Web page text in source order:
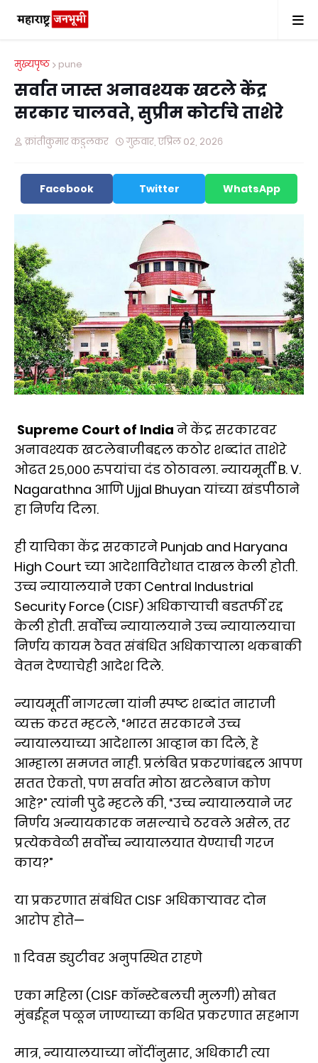
मुख्यपृष्ठ pune
सर्वात जास्त अनावश्यक खटले केंद्र
सरकार चालवते, सुप्रीम कोर्टाचे ताशेरे
क्रांतीकुमार कडुलकर गुरुवार, एप्रिल ०२, २०२६
Facebook Twitter WhatsApp
Supreme Court of India ने केंद्र सरकारवर
अनावश्यक खटलेबाजीबद्दल कठोर शब्दांत ताशेरे
ओढत २५,००० रुपयांचा दंड ठोठावला. न्यायमूर्ती B. V.
Nagarathna आणि Ujjal Bhuyan यांच्या खंडपीठाने
हा निर्णय दिला.
ही याचिका केंद्र सरकारने Punjab and Haryana
High Court च्या आदेशाविरोधात दाखल केली होती.
उच्च न्यायालयाने एका Central Industrial
Security Force (CISF) अधिकाऱ्याची बडतर्फी रद्द
केली होती. सर्वोच्च न्यायालयाने उच्च न्यायालयाचा
निर्णय कायम ठेवत संबंधित अधिकाऱ्याला थकबाकी
वेतन देण्याचेही आदेश दिले.
न्यायमूर्ती नागरत्ना यांनी स्पष्ट शब्दांत नाराजी
व्यक्त करत म्हटले, “भारत सरकारने उच्च
न्यायालयाच्या आदेशाला आव्हान का दिले, हे
आम्हाला समजत नाही. प्रलंबित प्रकरणांबद्दल आपण
सतत ऐकतो, पण सर्वात मोठा खटलेबाज कोण
आहे?” त्यांनी पुढे म्हटले की, “उच्च न्यायालयाने जर
निर्णय अन्यायकारक नसल्याचे ठरवले असेल, तर
प्रत्येकवेळी सर्वोच्च न्यायालयात येण्याची गरज
काय?”
या प्रकरणात संबंधित CISF अधिकाऱ्यावर दोन
आरोप होते—
११ दिवस ड्युटीवर अनुपस्थित राहणे
एका महिला (CISF कॉन्स्टेबलची मुलगी) सोबत
मुंबईहून पळून जाण्याच्या कथित प्रकरणात सहभाग
मात्र, न्यायालयाच्या नोंदींनुसार, अधिकारी त्या